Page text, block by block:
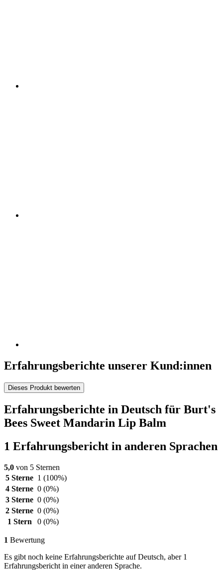
Erfahrungsberichte unserer Kund:innen
Dieses Produkt bewerten
Erfahrungsberichte in Deutsch für Burt's
Bees Sweet Mandarin Lip Balm
1 Erfahrungsbericht in anderen Sprachen
5,0 von 5 Sternen
5 Sterne 1 (100%)
4 Sterne 0 (0%)
3 Sterne 0 (0%)
2 Sterne 0 (0%)
1 Stern
0 (0%)
1 Bewertung
Es gibt noch keine Erfahrungsberichte auf Deutsch, aber 1
Erfahrungsbericht in einer anderen Sprache.